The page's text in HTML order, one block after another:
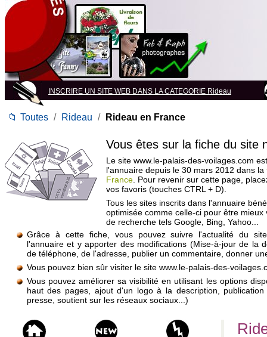
INSCRIRE UN SITE WEB DANS LA CATEGORIE Rideau
📁 Toutes / Rideau / Rideau en France
Vous êtes sur la fiche du site
Le site www.le-palais-des-voilages.com
l'annuaire depuis le 30 mars 2012 dans la
France . Pour revenir sur cette page,
vos favoris (touches CTRL + D).
Tous les sites inscrits dans l'annuaire
optimisée comme celle-ci pour être mieux
de recherche tels Google, Bing, Yahoo...
Grâce à cette fiche, vous pouvez suivre l'actualité du
l'annuaire et y apporter des modifications (Mise-à-jour de la
de téléphone, de l'adresse, publier un commentaire, donner
Vous pouvez bien sûr visiter le site www.le-palais-des-
Vous pouvez améliorer sa visibilité en utilisant les options
haut des pages, ajout d'un logo à la description,
presse, soutient sur les réseaux sociaux...)